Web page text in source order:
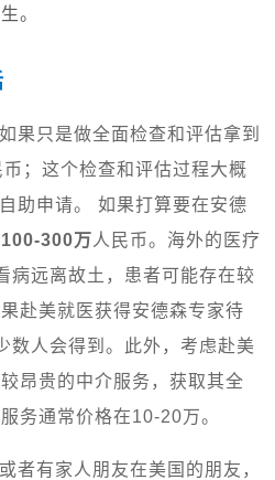
。
果只是做全面检查和评估拿到
；这个检查和评估过程大概
助申请。 如果打算要在安德
100-300万人民币。 海外的医疗
病远离故土，患者可能存在较
赴美就医获得安德森专家待
数人会得到。
此外，考虑赴美
昂贵的中介服务，获取其全
务通常价格在10-20万。
者有家人朋友在美国的朋友，